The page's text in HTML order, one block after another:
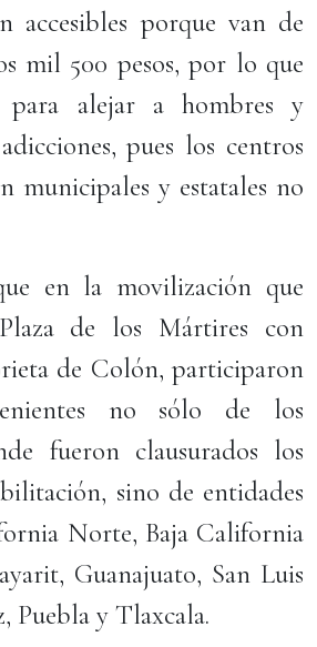
accesibles porque van de
mil 500 pesos, por lo que
para alejar a hombres y
pues los centros
municipales y estatales no
en la movilización que
de los Mártires con
de Colón, participaron
no sólo de los
fueron clausurados los
sino de entidades
Norte, Baja California
Guanajuato, San Luis
Puebla y Tlaxcala.